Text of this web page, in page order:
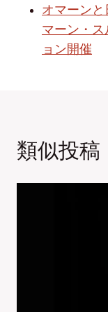
オマーン
マーン・
ョン開催
類似投稿